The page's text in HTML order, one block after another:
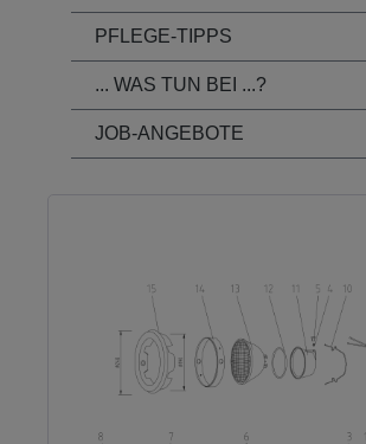
PFLEGE-TIPPS
... WAS TUN BEI ...?
JOB-ANGEBOTE